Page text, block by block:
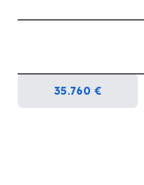
35.760 €